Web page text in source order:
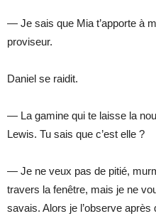
— Je sais que Mia t’apporte à
proviseur.
Daniel se raidit.
— La gamine qui te laisse la
Lewis. Tu sais que c’est elle ?
— Je ne veux pas de pitié,
travers la fenêtre, mais je ne
savais. Alors je l’observe après